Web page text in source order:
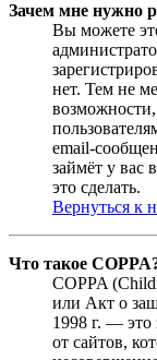
Зачем мне нужно
Вы можете
нет. Тем не
email-
займёт у вас
это сделать.
Вернуться к
Что такое
COPPA
или Акт о
1998 г. —
от сайтов,